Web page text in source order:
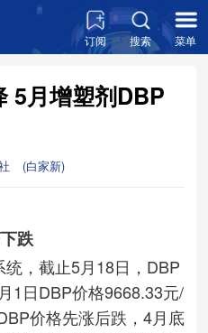
订阅 搜索 菜单
5月增塑剂DBP
(白家新)
跌
，截止5月18日，DBP
1日DBP价格9668.33元/
价格先涨后跌，4月底